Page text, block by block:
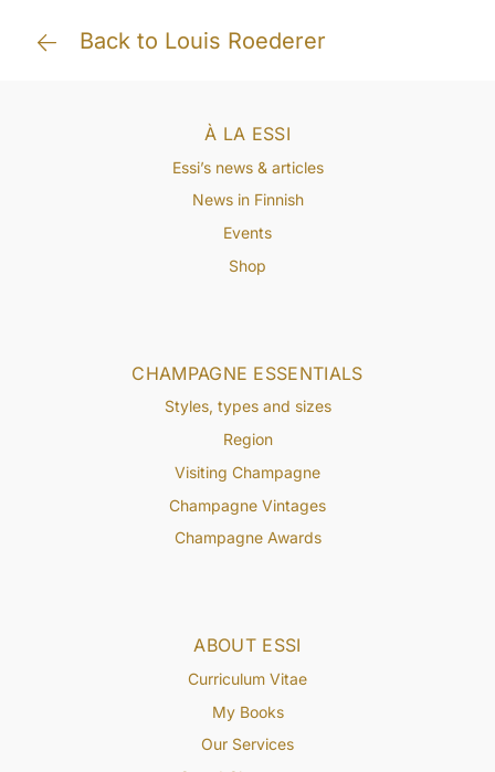
Back to Louis Roederer
ABOUT ESSI
Curriculum Vitae
My Books
Our Services
CHAMPAGNE ESSENTIALS
Styles, types and sizes
Region
Visiting Champagne
Champagne Vintages
Champagne Awards
À LA ESSI
Essi’s news & articles
News in Finnish
Events
Shop